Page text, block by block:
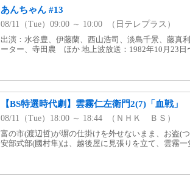
あんちゃん #13
08/11（Tue）09:00 ～ 10:00 （日テレプラス）
出演：水谷豊、伊藤蘭、西山浩司、淡島千景、藤真
ーター、寺田農 ほか 地上波放送：1982年10月23日
【BS特選時代劇】雲霧仁左衛門2(7)「血戦」
08/11（Tue）18:00 ～ 18:44 （ＮＨＫ ＢＳ）
富の市(渡辺哲)が塀の仕掛けを外せないまま、お盗(
安部式部(國村隼)は、越後屋に見張りを立て、雲霧